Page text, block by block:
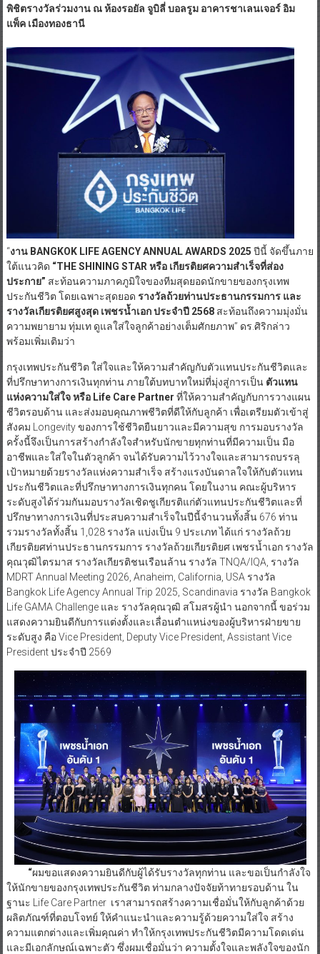
พิชิตรางวัลร่วมงาน ณ ห้องรอยัล จูบิลี่ บอลรูม อาคารชาเลนเจอร์ อิม
แพ็ค เมืองทองธานี
“งาน BANGKOK LIFE AGENCY ANNUAL AWARDS 2025 ปีนี้ จัดขึ้นภาย
ใต้แนวคิด “THE SHINING STAR หรือ เกียรติยศความสำเร็จที่ส่อง
ประกาย” สะท้อนความภาคภูมิใจของทีมสุดยอดนักขายของกรุงเทพ
ประกันชีวิต โดยเฉพาะสุดยอด รางวัลถ้วยท่านประธานกรรมการ และ
รางวัลเกียรติยศสูงสุด เพชรน้ำเอก ประจำปี 2568 สะท้อนถึงความมุ่งมั่น
ความพยายาม ทุ่มเท ดูแลใส่ใจลูกค้าอย่างเต็มศักยภาพ” ดร.ศิริกล่าว
พร้อมเพิ่มเติมว่า
กรุงเทพประกันชีวิต ใส่ใจและให้ความสำคัญกับตัวแทนประกันชีวิตและ
ที่ปรึกษาทางการเงินทุกท่าน ภายใต้บทบาทใหม่ที่มุ่งสู่การเป็น ตัวแทน
แห่งความใส่ใจ หรือ Life Care Partner ที่ให้ความสำคัญกับการวางแผน
ชีวิตรอบด้าน และส่งมอบคุณภาพชีวิตที่ดีให้กับลูกค้า เพื่อเตรียมตัวเข้าสู่
สังคม Longevity ของการใช้ชีวิตยืนยาวและมีความสุข การมอบรางวัล
ครั้งนี้จึงเป็นการสร้างกำลังใจสำหรับนักขายทุกท่านที่มีความเป็น มือ
อาชีพและใส่ใจในตัวลูกค้า จนได้รับความไว้วางใจและสามารถบรรลุ
เป้าหมายด้วยรางวัลแห่งความสำเร็จ สร้างแรงบันดาลใจให้กับตัวแทน
ประกันชีวิตและที่ปรึกษาทางการเงินทุกคน โดยในงาน คณะผู้บริหาร
ระดับสูงได้ร่วมกันมอบรางวัลเชิดชูเกียรติแก่ตัวแทนประกันชีวิตและที่
ปรึกษาทางการเงินที่ประสบความสำเร็จในปีนี้จำนวนทั้งสิ้น 676 ท่าน
รวมรางวัลทั้งสิ้น 1,028 รางวัล แบ่งเป็น 9 ประเภท ได้แก่ รางวัลถ้วย
เกียรติยศท่านประธานกรรมการ รางวัลถ้วยเกียรติยศ เพชรน้ำเอก รางวัล
คุณวุฒิไตรมาส รางวัลเกียรติชนเรือนล้าน รางวัล TNQA/IQA, รางวัล
MDRT Annual Meeting 2026, Anaheim, California, USA รางวัล
Bangkok Life Agency Annual Trip 2025, Scandinavia รางวัล Bangkok
Life GAMA Challenge และ รางวัลคุณวุฒิ สโมสรผู้นำ นอกจากนี้ ขอร่วม
แสดงความยินดีกับการแต่งตั้งและเลื่อนตำแหน่งของผู้บริหารฝ่ายขาย
ระดับสูง คือ Vice President, Deputy Vice President, Assistant Vice
President ประจำปี 2569
“ผมขอแสดงความยินดีกับผู้ได้รับรางวัลทุกท่าน และขอเป็นกำลังใจ
ให้นักขายของกรุงเทพประกันชีวิต ท่ามกลางปัจจัยท้าทายรอบด้าน ใน
ฐานะ Life Care Partner เราสามารถสร้างความเชื่อมั่นให้กับลูกค้าด้วย
ผลิตภัณฑ์ที่ตอบโจทย์ ให้คำแนะนำและความรู้ด้วยความใส่ใจ สร้าง
ความแตกต่างและเพิ่มคุณค่า ทำให้กรุงเทพประกันชีวิตมีความโดดเด่น
และมีเอกลักษณ์เฉพาะตัว ซึ่งผมเชื่อมั่นว่า ความตั้งใจและพลังใจของนัก